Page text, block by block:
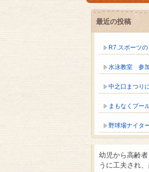
最近の投稿
R7.スポーツ
水泳教室 参加
中之口まつり
まもなくプー
野球場ナイタ
幼児から高齢
うに工夫され